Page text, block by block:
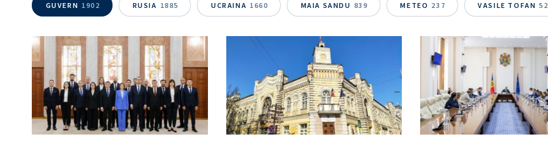
GUVERN 1902 RUSIA 1885 UCRAINA 1660 MAIA SANDU 839 METEO 237 VASILE TOFAN 52